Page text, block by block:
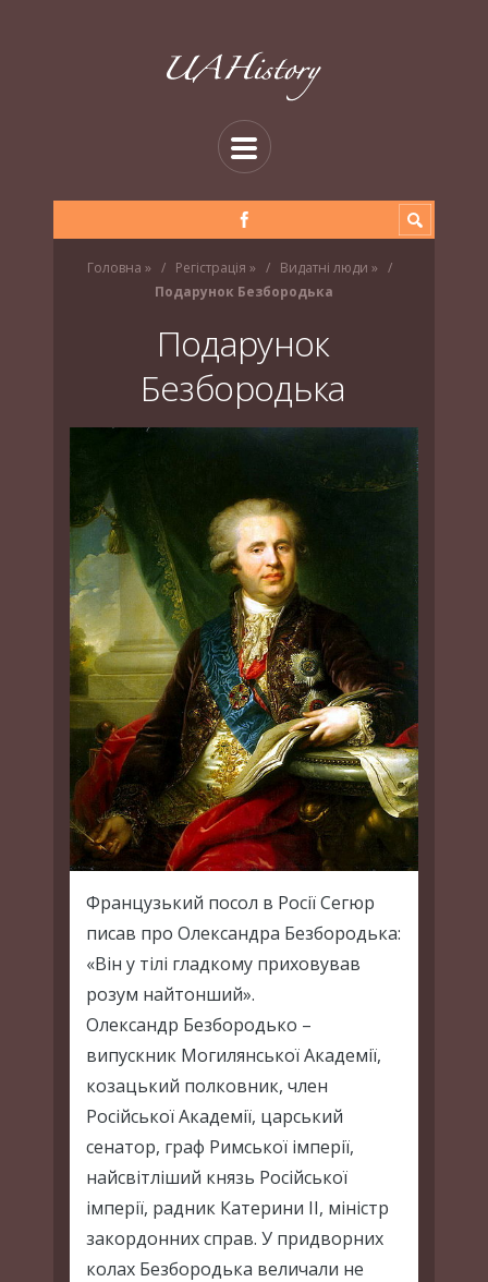
Головна » Регістрація » Видатні люди »
Подарунок Безбородька
Подарунок
Безбородька
Французький посол в Росiї Сегюр
писав про Олександра Безбородька:
«Вiн у тiлi гладкому приховував
розум найтонший».
Олександр Безбородько –
випускник Могилянської Академії,
козацький полковник, член
Російської Академії, царський
сенатор, граф Римської імперії,
найсвітліший князь Російської
імперії, радник Катерини ІІ, міністр
закордонних справ. У придворних
колах Безбородька величали не